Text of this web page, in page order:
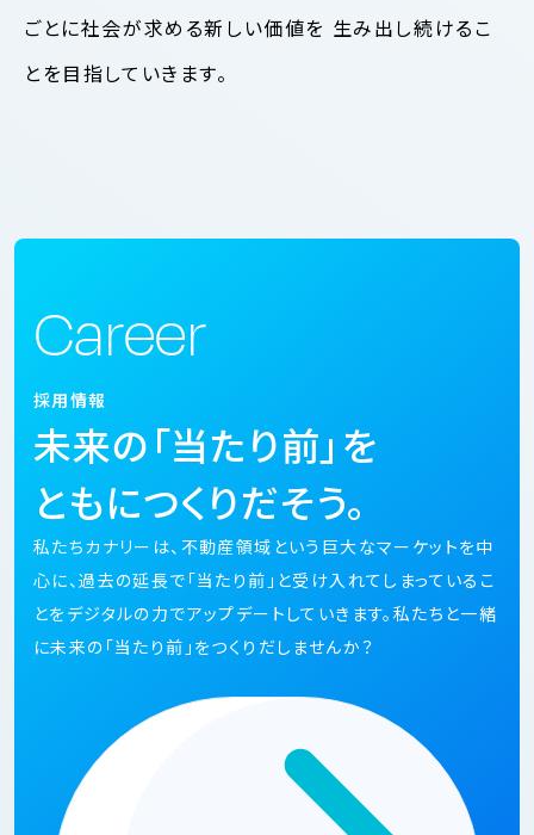
ごとに社会が求める新しい価値を 生み出し続けるこ
とを目指していきます。
Career
採用情報
未来の「当たり前」を
ともにつくりだそう。
私たちカナリーは、不動産領域という巨大なマーケットを中
心に、過去の延長で「当たり前」と受け入れてしまっているこ
とをデジタルの力でアップデートしていきます。私たちと一緒
に未来の「当たり前」をつくりだしませんか？